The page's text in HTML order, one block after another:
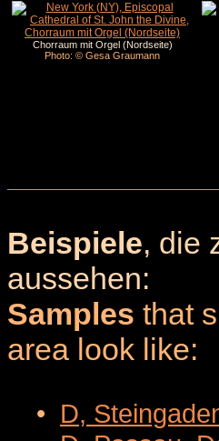
Chorraum mit Orgel (Nordseite)
Photo: © Gesa Graumann
Beispiele, die
aussehen:
Samples that
area look like:
• D,